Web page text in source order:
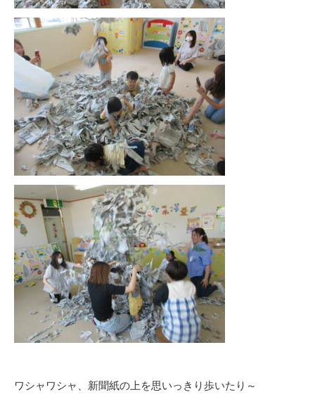
ワシャワシャ、新聞紙の上を思いっきり歩いたり～